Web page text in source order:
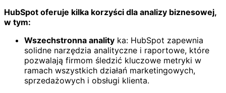
HubSpot oferuje kilka korzyści dla analizy biznesowej,
w tym:
Wszechstronna anality ka: HubSpot zapewnia
solidne narzędzia analityczne i raportowe, które
pozwalają firmom śledzić kluczowe metryki w
ramach wszystkich działań marketingowych,
sprzedażowych i obsługi klienta.